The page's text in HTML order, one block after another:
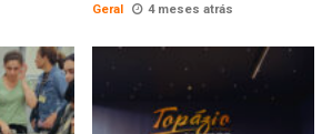
Geral 4 meses atrás